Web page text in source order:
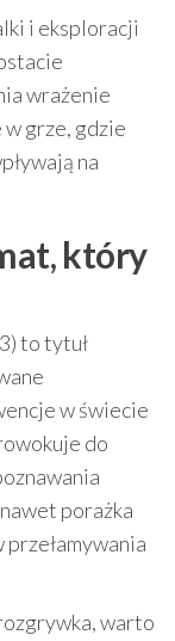
i eksploracji
wrażenie
w grze, gdzie
na
który
to tytuł
w świecie
do
porażka
warto